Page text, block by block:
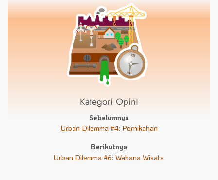
Kategori Opini
Sebelumnya
Urban Dilemma #4: Pernikahan
Berikutnya
Urban Dilemma #6: Wahana Wisata